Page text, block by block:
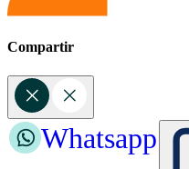
Compartir
Whatsapp